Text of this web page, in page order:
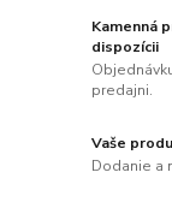
Kamenná
dispozícii
predajni.
Vaše
Dodanie a